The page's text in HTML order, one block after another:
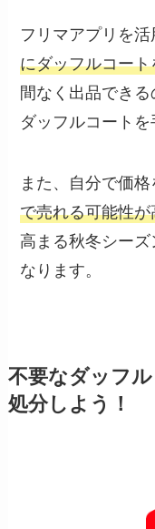
フリマアプリを
にダッフルコー
間なく出品でき
ダッフルコートを
また、自分で価
で売れる可能性
高まる秋冬シーズ
なります。
不要なダッフ
処分しよう！